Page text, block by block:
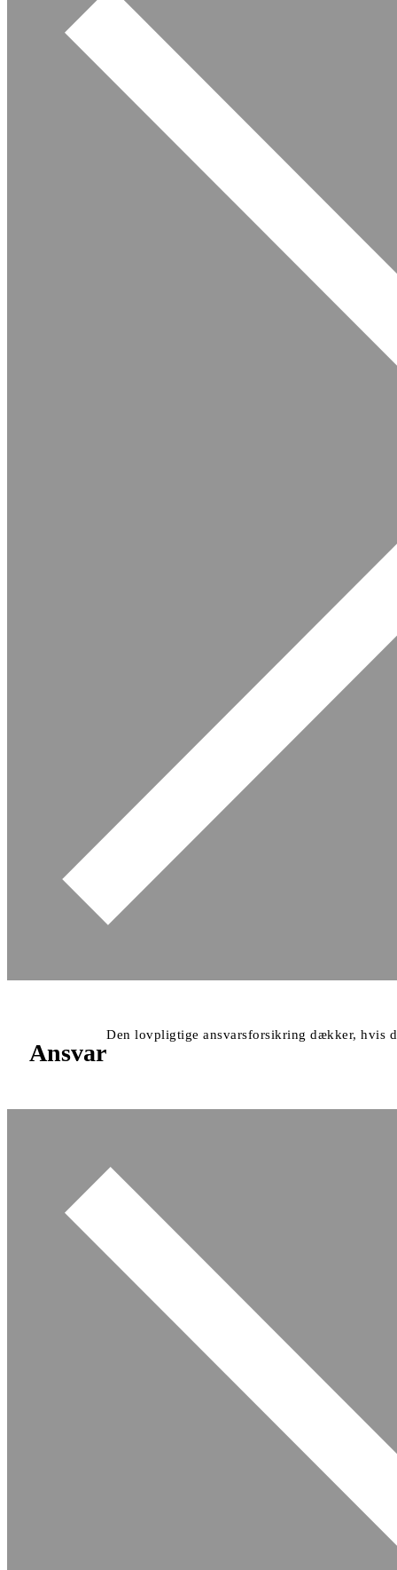
Ansvar
Den lovpligtige ansvarsforsikring dækker, hvis